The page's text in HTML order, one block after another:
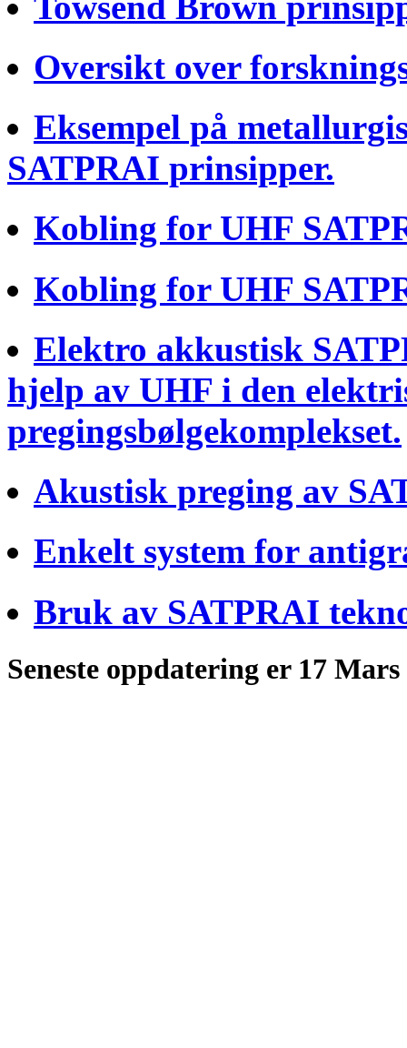
Oversikt over
Eksempel på
SATPRAI prinsipper.
Kobling for UHF
Kobling for UHF
Elektro akkustisk
hjelp av UHF i den
pregingsbølgekomplekset.
Akustisk preging av
Enkelt system for
Bruk av SATPRAI
Seneste oppdatering er 17 Mars